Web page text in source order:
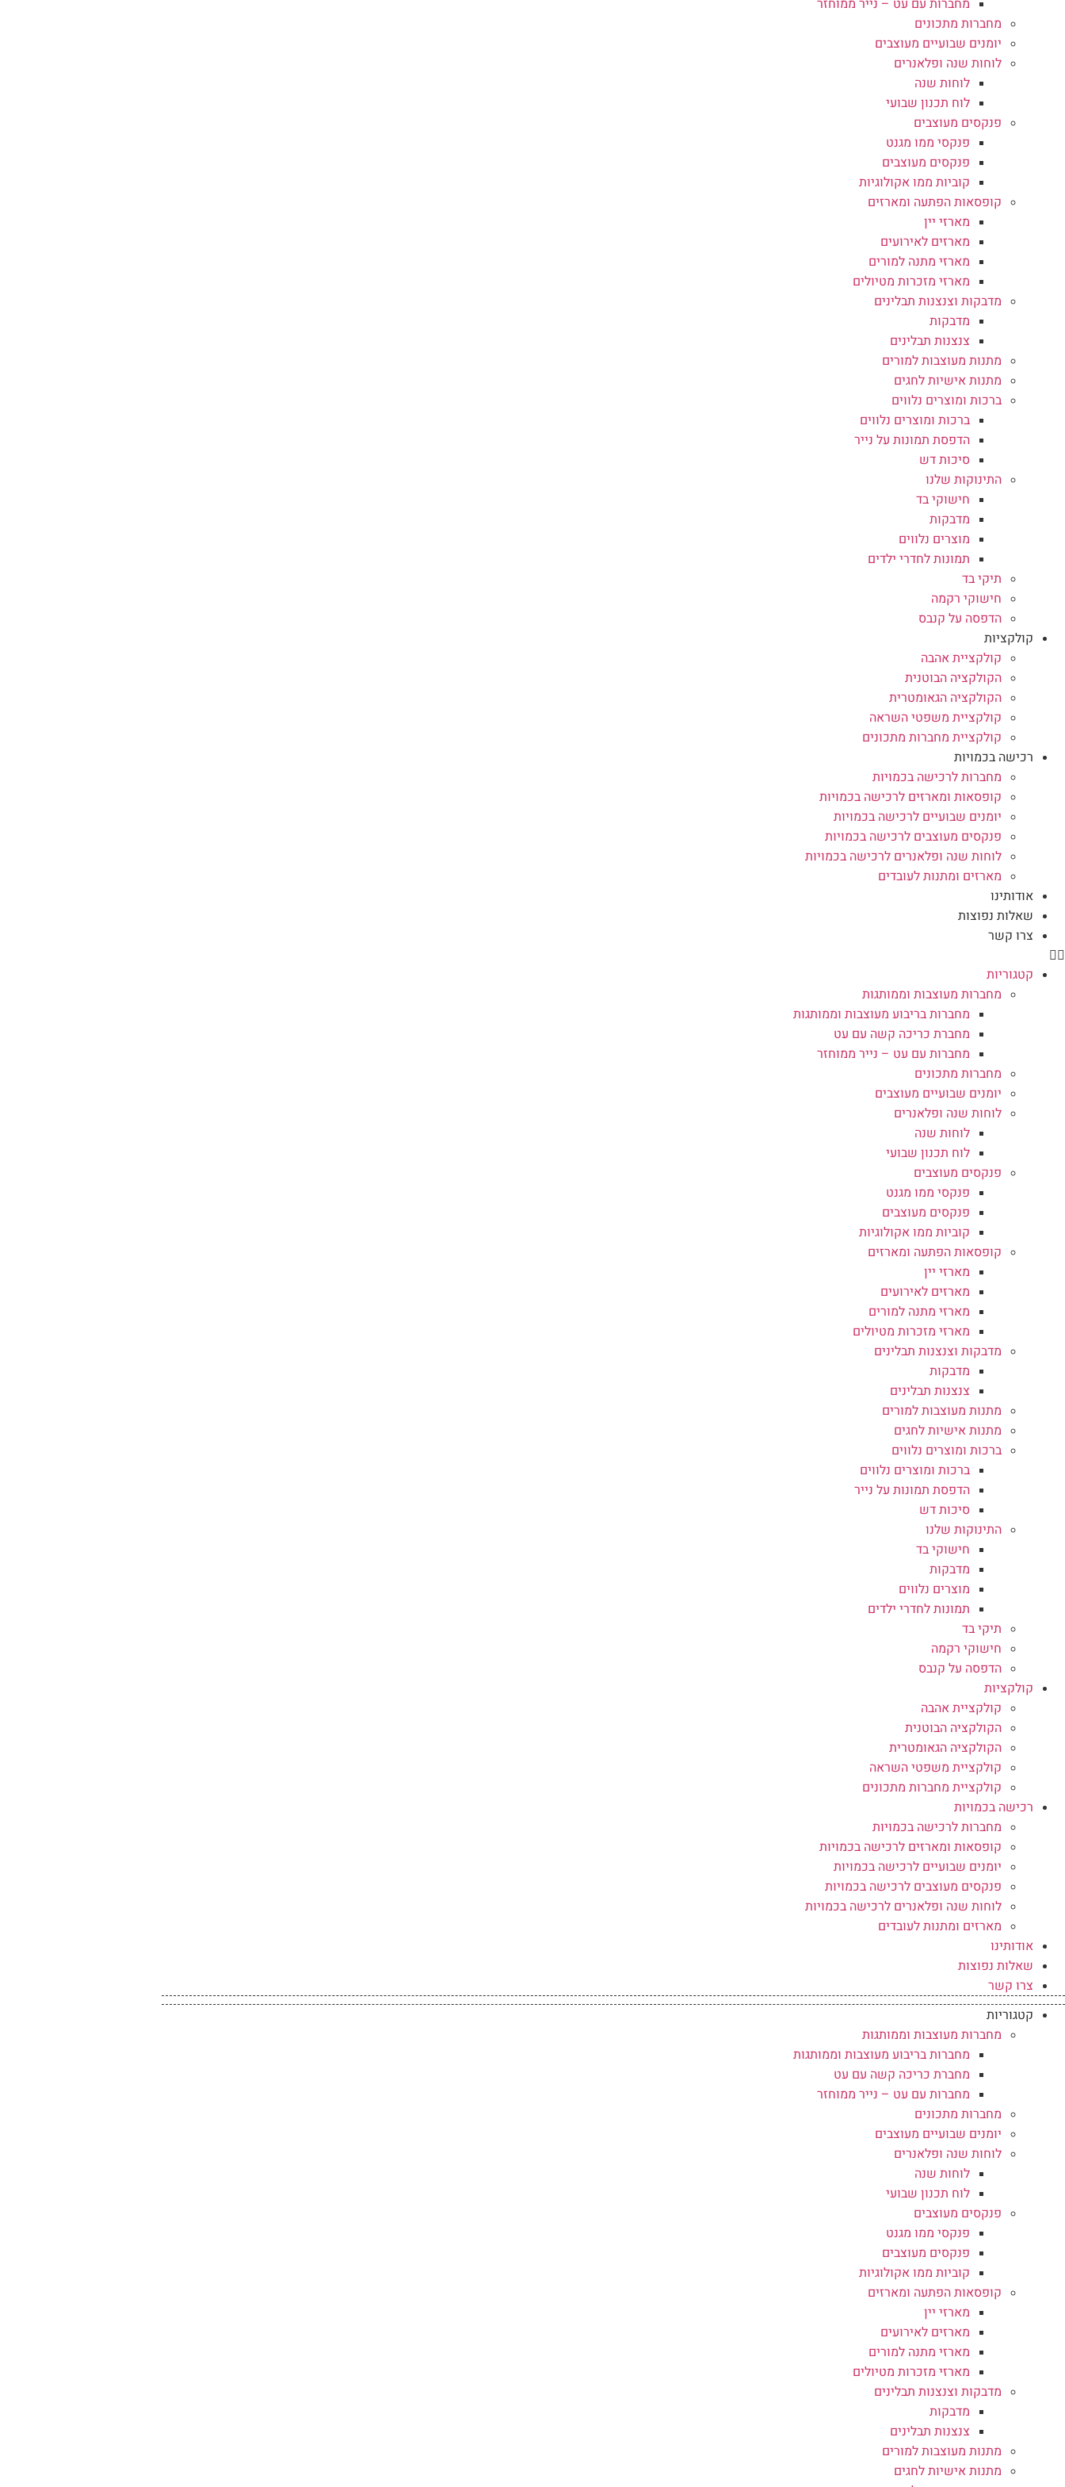
מחברות מתכונים
יומנים שבועיים מעוצבים
לוחות שנה ופלאנרים
לוחות שנה
לוח תכנון שבועי
פנקסים מעוצבים
פנקסי ממו מגנט
פנקסים מעוצבים
קוביות ממו אקולוגיות
קופסאות הפתעה ומארזים
מארזי יין
מארזים לאירועים
מארזי מתנה למורים
מארזי מזכרות מטיולים
מדבקות וצנצנות תבלינים
מדבקות
צנצנות תבלינים
מתנות מעוצבות למורים
מתנות אישיות לחגים
ברכות ומוצרים נלווים
ברכות ומוצרים נלווים
הדפסת תמונות על נייר
סיכות דש
התינוקות שלנו
חישוקי בד
מדבקות
מוצרים נלווים
תמונות לחדרי ילדים
תיקי בד
חישוקי רקמה
הדפסה על קנבס
קולקציות
קולקציית אהבה
הקולקציה הבוטנית
הקולקציה הגאומטרית
קולקציית משפטי השראה
קולקציית מחברות מתכונים
רכישה בכמויות
מחברות לרכישה בכמויות
קופסאות ומארזים לרכישה בכמויות
יומנים שבועיים לרכישה בכמויות
פנקסים מעוצבים לרכישה בכמויות
לוחות שנה ופלאנרים לרכישה בכמויות
מארזים ומתנות לעובדים
אודותינו
שאלות נפוצות
צרו קשר
קטגוריות
מחברות מעוצבות וממותגות
מחברות בריבוע מעוצבות וממותגות
מחברת כריכה קשה עם עט
מחברות עם עט – נייר ממוחזר
מחברות מתכונים
יומנים שבועיים מעוצבים
לוחות שנה ופלאנרים
לוחות שנה
לוח תכנון שבועי
פנקסים מעוצבים
פנקסי ממו מגנט
פנקסים מעוצבים
קוביות ממו אקולוגיות
קופסאות הפתעה ומארזים
מארזי יין
מארזים לאירועים
מארזי מתנה למורים
מארזי מזכרות מטיולים
מדבקות וצנצנות תבלינים
מדבקות
צנצנות תבלינים
מתנות מעוצבות למורים
מתנות אישיות לחגים
ברכות ומוצרים נלווים
ברכות ומוצרים נלווים
הדפסת תמונות על נייר
סיכות דש
התינוקות שלנו
חישוקי בד
מדבקות
מוצרים נלווים
תמונות לחדרי ילדים
תיקי בד
חישוקי רקמה
הדפסה על קנבס
קולקציות
קולקציית אהבה
הקולקציה הבוטנית
הקולקציה הגאומטרית
קולקציית משפטי השראה
קולקציית מחברות מתכונים
רכישה בכמויות
מחברות לרכישה בכמויות
קופסאות ומארזים לרכישה בכמויות
יומנים שבועיים לרכישה בכמויות
פנקסים מעוצבים לרכישה בכמויות
לוחות שנה ופלאנרים לרכישה בכמויות
מארזים ומתנות לעובדים
אודותינו
שאלות נפוצות
צרו קשר
קטגוריות
מחברות מעוצבות וממותגות
מחברות בריבוע מעוצבות וממותגות
מחברת כריכה קשה עם עט
מחברות עם עט – נייר ממוחזר
מחברות מתכונים
יומנים שבועיים מעוצבים
לוחות שנה ופלאנרים
לוחות שנה
לוח תכנון שבועי
פנקסים מעוצבים
פנקסי ממו מגנט
פנקסים מעוצבים
קוביות ממו אקולוגיות
קופסאות הפתעה ומארזים
מארזי יין
מארזים לאירועים
מארזי מתנה למורים
מארזי מזכרות מטיולים
מדבקות וצנצנות תבלינים
מדבקות
צנצנות תבלינים
מתנות מעוצבות למורים
מתנות אישיות לחגים